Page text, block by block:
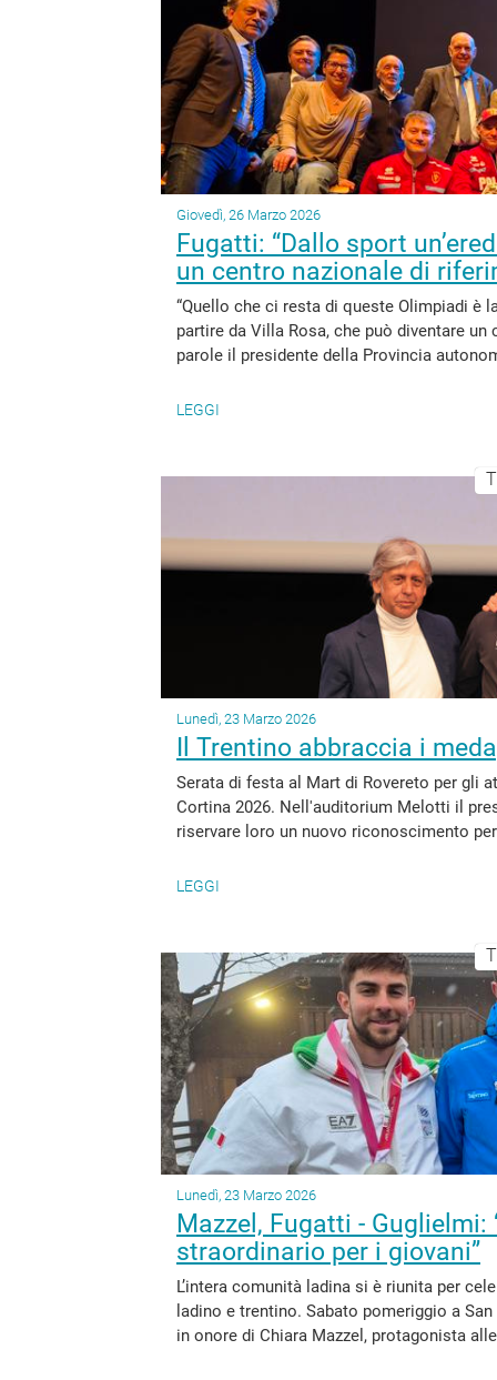
Giovedì, 26 Marzo 2026
Fugatti: “Dallo sport
un centro nazionale di
“Quello che ci resta di queste Olimpiadi è
partire da Villa Rosa, che può diventare
parole il presidente della Provincia
LEGGI
Lunedì, 23 Marzo 2026
Il Trentino abbraccia i
Serata di festa al Mart di Rovereto per gli
Cortina 2026. Nell'auditorium Melotti il
riservare loro un nuovo riconoscimento
LEGGI
Lunedì, 23 Marzo 2026
Mazzel, Fugatti -
straordinario per i giovani”
L’intera comunità ladina si è riunita per
ladino e trentino. Sabato pomeriggio a
in onore di Chiara Mazzel, protagonista